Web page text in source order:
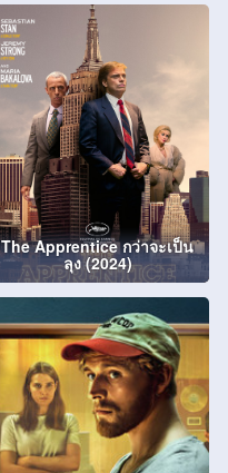
The Apprentice กว่าจะเป็น
ลุง (2024)